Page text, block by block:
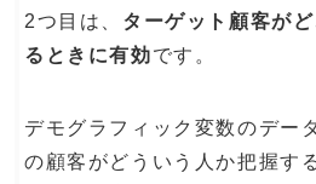
2つ目は、 ターゲット顧客が
るときに有効です。
デモグラフィック変数のデー
の顧客がどういう人か把握す